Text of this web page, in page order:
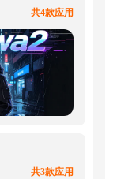
共4款应用
共3款应用